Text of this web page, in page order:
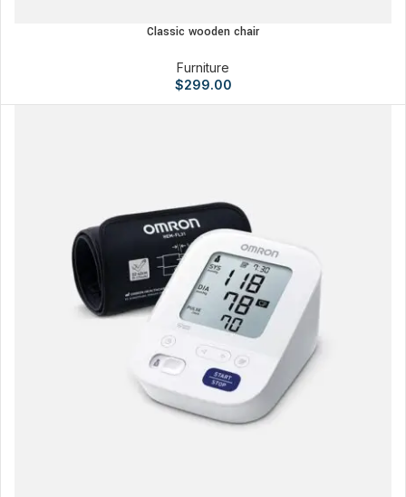
Classic wooden chair
Furniture
$299.00